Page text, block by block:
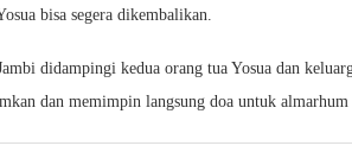
bisa segera dikembalikan.
didampingi kedua orang tua Yosua dan
dan memimpin langsung doa untuk almarhum